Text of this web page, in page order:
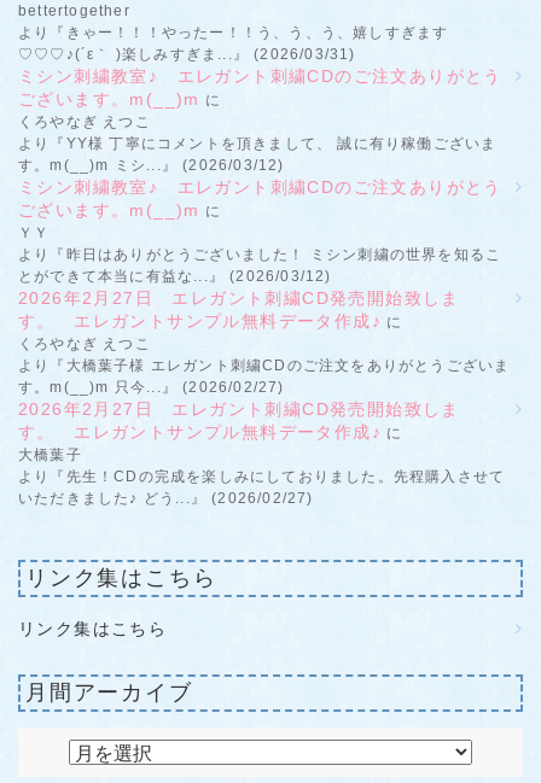
bettertogether
より『きゃー！！！やったー！！う、う、う、嬉しすぎます
♡♡♡♪(´ε｀ )楽しみすぎま...』 (2026/03/31)
ミシン刺繍教室♪ エレガント刺繍CDのご注文ありがとう
ございます。m(__)m に
くろやなぎ えつこ
より『YY様 丁寧にコメントを頂きまして、 誠に有り稼働ございま
す。m(__)m ミシ...』 (2026/03/12)
ミシン刺繍教室♪ エレガント刺繍CDのご注文ありがとう
ございます。m(__)m に
ＹＹ
より『昨日はありがとうございました！ ミシン刺繍の世界を知るこ
とができて本当に有益な...』 (2026/03/12)
2026年2月27日 エレガント刺繍CD発売開始致しま
す。 エレガントサンプル無料データ作成♪ に
くろやなぎ えつこ
より『大橋葉子様 エレガント刺繍CDのご注文をありがとうございま
す。m(__)m 只今...』 (2026/02/27)
2026年2月27日 エレガント刺繍CD発売開始致しま
す。 エレガントサンプル無料データ作成♪ に
大橋葉子
より『先生！CDの完成を楽しみにしておりました。先程購入させて
いただきました♪ どう...』 (2026/02/27)
リンク集はこちら
リンク集はこちら
月間アーカイブ